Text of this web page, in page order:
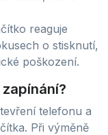
reaguje
o stisknutí,
poškození.
telefonu a
Při výměně